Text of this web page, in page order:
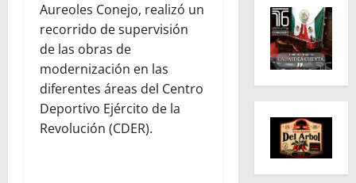
Aureoles Conejo, realizó un
recorrido de supervisión
de las obras de
modernización en las
diferentes áreas del Centro
Deportivo Ejército de la
Revolución (CDER).